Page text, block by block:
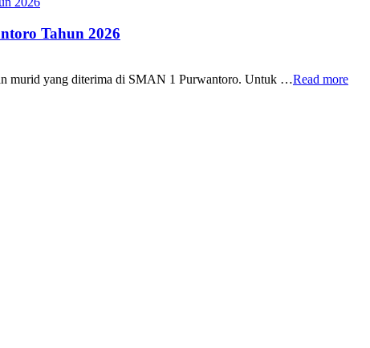
Tahun 2026
murid yang diterima di SMAN 1 Purwantoro. Untuk …Read more